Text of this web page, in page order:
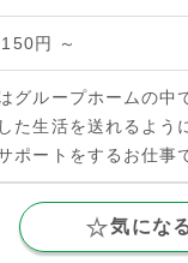
円 ～
グループホームの中
た生活を送れるよう
ポートをするお仕事
気にな